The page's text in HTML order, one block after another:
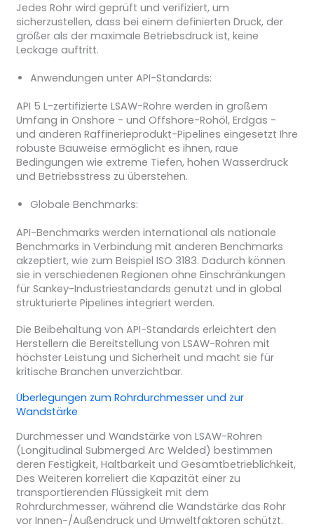
Jedes Rohr wird geprüft und verifiziert, um
sicherzustellen, dass bei einem definierten Druck, der
größer als der maximale Betriebsdruck ist, keine
Leckage auftritt.
Anwendungen unter API-Standards:
API 5 L-zertifizierte LSAW-Rohre werden in großem
Umfang in Onshore - und Offshore-Rohöl, Erdgas -
und anderen Raffinerieprodukt-Pipelines eingesetzt Ihre
robuste Bauweise ermöglicht es ihnen, raue
Bedingungen wie extreme Tiefen, hohen Wasserdruck
und Betriebsstress zu überstehen.
Globale Benchmarks:
API-Benchmarks werden international als nationale
Benchmarks in Verbindung mit anderen Benchmarks
akzeptiert, wie zum Beispiel ISO 3183. Dadurch können
sie in verschiedenen Regionen ohne Einschränkungen
für Sankey-Industriestandards genutzt und in global
strukturierte Pipelines integriert werden.
Die Beibehaltung von API-Standards erleichtert den
Herstellern die Bereitstellung von LSAW-Rohren mit
höchster Leistung und Sicherheit und macht sie für
kritische Branchen unverzichtbar.
Überlegungen zum Rohrdurchmesser und zur
Wandstärke
Durchmesser und Wandstärke von LSAW-Rohren
(Longitudinal Submerged Arc Welded) bestimmen
deren Festigkeit, Haltbarkeit und Gesamtbetrieblichkeit,
Des Weiteren korreliert die Kapazität einer zu
transportierenden Flüssigkeit mit dem
Rohrdurchmesser, während die Wandstärke das Rohr
vor Innen-/Außendruck und Umweltfaktoren schützt.